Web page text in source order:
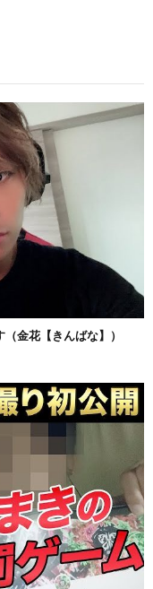
金花【きんばな】）